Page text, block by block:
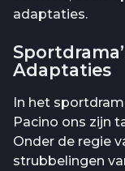
adaptaties.
Adaptaties
In het
Pacino ons zijn
Onder de regie
strubbelingen